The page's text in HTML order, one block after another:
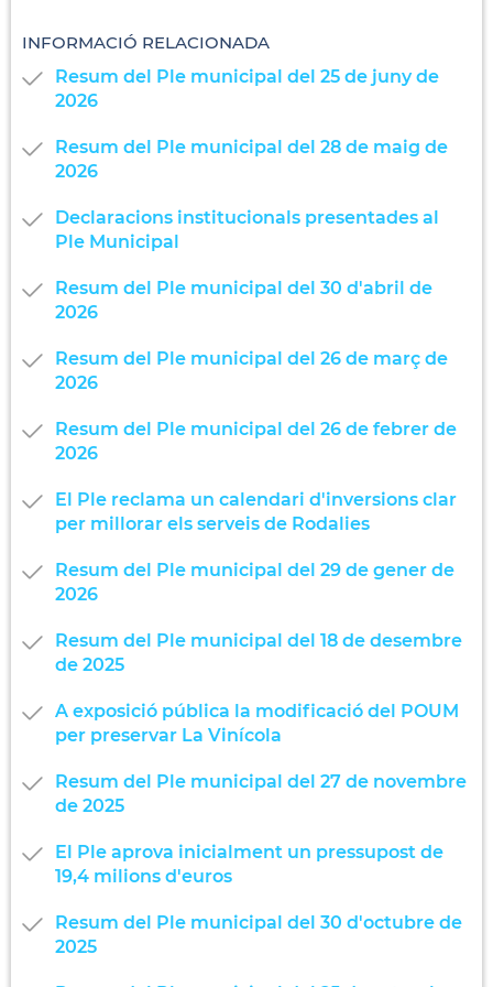
INFORMACIÓ RELACIONADA
Resum del Ple municipal del 25 de juny de
2026
Resum del Ple municipal del 28 de maig de
2026
Declaracions institucionals presentades al
Ple Municipal
Resum del Ple municipal del 30 d'abril de
2026
Resum del Ple municipal del 26 de març de
2026
Resum del Ple municipal del 26 de febrer de
2026
El Ple reclama un calendari d'inversions clar
per millorar els serveis de Rodalies
Resum del Ple municipal del 29 de gener de
2026
Resum del Ple municipal del 18 de desembre
de 2025
A exposició pública la modificació del POUM
per preservar La Vinícola
Resum del Ple municipal del 27 de novembre
de 2025
El Ple aprova inicialment un pressupost de
19,4 milions d'euros
Resum del Ple municipal del 30 d'octubre de
2025